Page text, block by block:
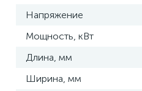
Напряжение
Мощность, кВт
Длина, мм
Ширина, мм